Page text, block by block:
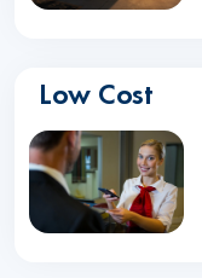
Low Cost